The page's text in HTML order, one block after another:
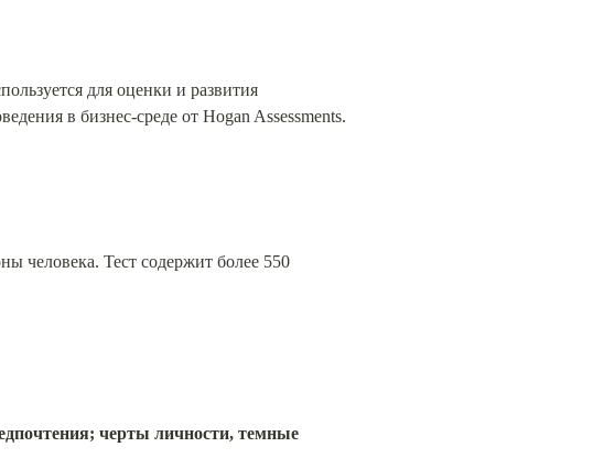
для оценки и развития
в бизнес-среде от Hogan Assessments.
человека. Тест содержит более 550
черты личности, темные